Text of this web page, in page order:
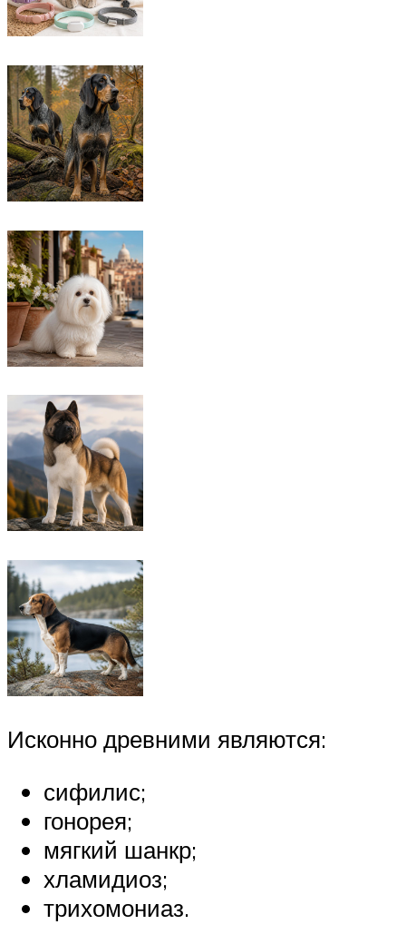
Исконно древними являются:
сифилис;
гонорея;
мягкий шанкр;
хламидиоз;
трихомониаз.